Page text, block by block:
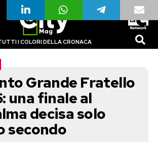
I COLORI DELLA CRONACA
Grande Fratello
una finale al
decisa solo
secondo